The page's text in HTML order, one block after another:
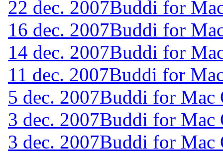
22 dec. 2007Buddi for
16 dec. 2007Buddi for
14 dec. 2007Buddi for
11 dec. 2007Buddi for
5 dec. 2007Buddi for Mac
3 dec. 2007Buddi for Mac
3 dec. 2007Buddi for Mac